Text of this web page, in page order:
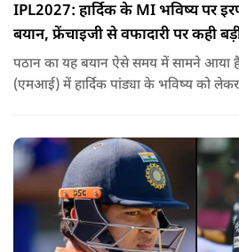
IPL2027: हार्दिक के MI भविष्य पर
बयान, फ्रेंचाइजी से वफादारी पर कही
पठान का यह बयान ऐसे समय में सामने आया
(एमआई) में हार्दिक पांड्या के भविष्य को